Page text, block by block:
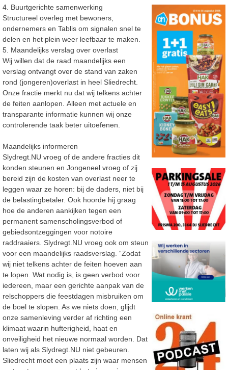
4. Buurtgerichte samenwerking
Structureel overleg met bewoners,
ondernemers en Tablis om signalen snel te
delen en het plein weer leefbaar te maken.
5. Maandelijks verslag over overlast
Wij willen dat de raad maandelijks een
verslag ontvangt over de stand van zaken
rond (jongeren)overlast in heel Sliedrecht.
Onze fractie merkt nu dat wij telkens achter
de feiten aanlopen. Alleen met actuele en
transparante informatie kunnen wij onze
controlerende taak beter uitoefenen.
Maandelijks informeren
Slydregt.NU vroeg of de andere fracties dit
konden steunen en Jongeneel vroeg of zij
bereid zijn de kosten van overlast neer te
leggen waar ze horen: bij de daders, niet bij
de belastingbetaler. Ook hoorde hij graag
hoe de anderen aankijken tegen een
permanent samenscholingsverbod of
gebiedsontzeggingen voor notoire
raddraaiers. Slydregt.NU vroeg ook om steun
voor een maandelijks raadsverslag. “Zodat
wij niet telkens achter de feiten hoeven aan
te lopen. Wat nodig is, is geen verbod voor
iedereen, maar een gerichte aanpak van de
relschoppers die feestdagen misbruiken om
de boel te slopen. As we niets doen, glijdt
onze samenleving verder af richting een
klimaat waarin hufterigheid, haat en
onveiligheid het nieuwe normaal worden. Dat
laten wij als Slydregt.NU niet gebeuren.
Sliedrecht moet een plaats zijn waar mensen